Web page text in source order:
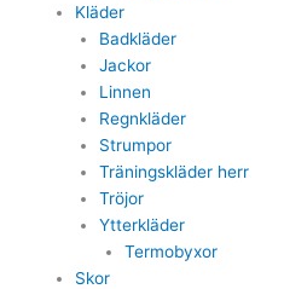
Kläder
Badkläder
Jackor
Linnen
Regnkläder
Strumpor
Träningskläder herr
Tröjor
Ytterkläder
Termobyxor
Skor